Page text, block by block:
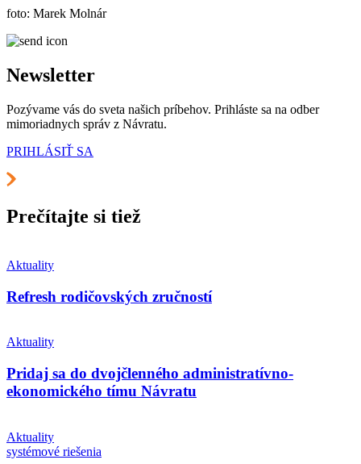
foto: Marek Molnár
Newsletter
Pozývame vás do sveta našich príbehov. Prihláste sa na odber
mimoriadnych správ z Návratu.
PRIHLÁSIŤ SA
Prečítajte si tiež
Aktuality
Refresh rodičovských zručností
Aktuality
Pridaj sa do dvojčlenného administratívno-
ekonomického tímu Návratu
Aktuality
systémové riešenia